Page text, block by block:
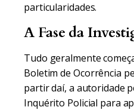
particularidades.
A Fase da
Tudo geralmente
Boletim de Ocorrência
partir daí, a autoridade
Inquérito Policial para